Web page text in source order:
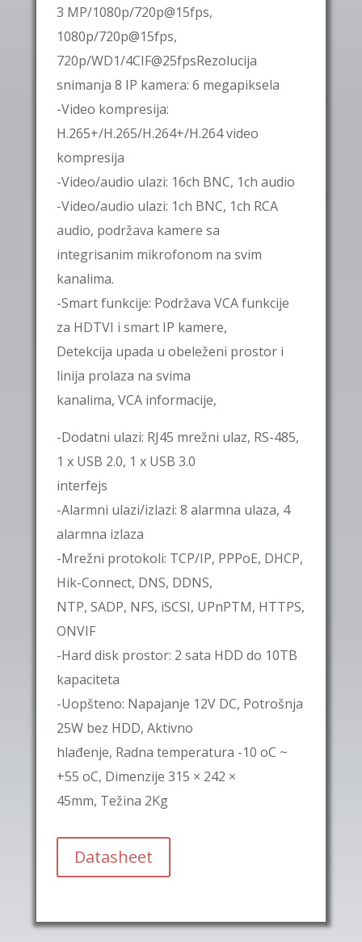
3 MP/1080p/720p@15fps,
1080p/720p@15fps,
720p/WD1/4CIF@25fpsRezolucija
snimanja 8 IP kamera: 6 megapiksela
-Video kompresija:
H.265+/H.265/H.264+/H.264 video
kompresija
-Video/audio ulazi: 16ch BNC, 1ch audio
-Video/audio ulazi: 1ch BNC, 1ch RCA
audio, podržava kamere sa
integrisanim mikrofonom na svim
kanalima.
-Smart funkcije: Podržava VCA funkcije
za HDTVI i smart IP kamere,
Detekcija upada u obeleženi prostor i
linija prolaza na svima
kanalima, VCA informacije,
-Dodatni ulazi: RJ45 mrežni ulaz, RS-485,
1 x USB 2.0, 1 x USB 3.0
interfejs
-Alarmni ulazi/izlazi: 8 alarmna ulaza, 4
alarmna izlaza
-Mrežni protokoli: TCP/IP, PPPoE, DHCP,
Hik-Connect, DNS, DDNS,
NTP, SADP, NFS, iSCSI, UPnPTM, HTTPS,
ONVIF
-Hard disk prostor: 2 sata HDD do 10TB
kapaciteta
-Uopšteno: Napajanje 12V DC, Potrošnja
25W bez HDD, Aktivno
hlađenje, Radna temperatura -10 oC ~
+55 oC, Dimenzije 315 × 242 ×
45mm, Težina 2Kg
Datasheet